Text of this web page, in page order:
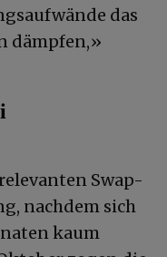
das
dämpfen,»
Swap-
nachdem sich
kaum